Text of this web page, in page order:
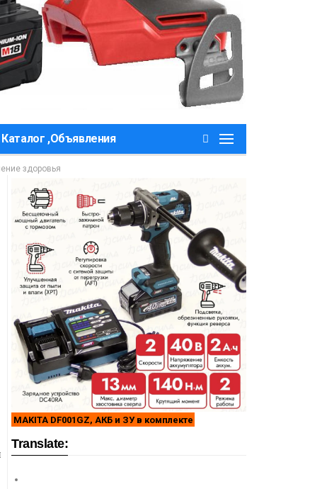
Каталог ,Объявления
здоровья
MAKITA DF001GZ, АКБ и ЗУ в комплекте
Translate: